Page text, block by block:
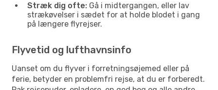
Stræk dig ofte: Gå i midtergangen, eller lav
strækøvelser i sædet for at holde blodet i gang
på længere flyrejser.
Flyvetid og lufthavnsinfo
Uanset om du flyver i forretningsøjemed eller på
ferie, betyder en problemfri rejse, at du er forberedt.